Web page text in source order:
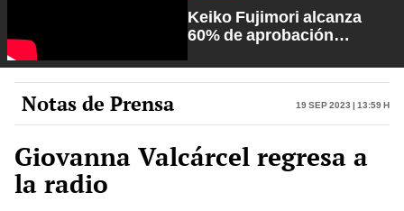
Keiko Fujimori alcanza
60% de aprobación
Rosa María Palacios
Notas de Prensa 19 Sep 2023 | 13:59 h
Giovanna Valcárcel regresa a
la radio